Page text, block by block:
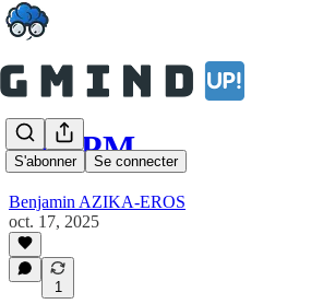
S'abonner Se connecter
Le DPM
Benjamin AZIKA-EROS
oct. 17, 2025
1